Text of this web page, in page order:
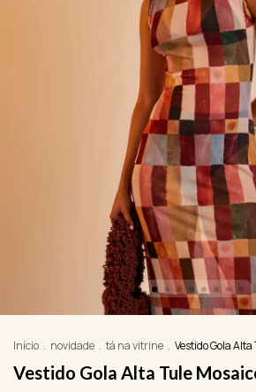
Início . novidade . tá na vitrine . Vestido Gola
Vestido Gola Alta Tule